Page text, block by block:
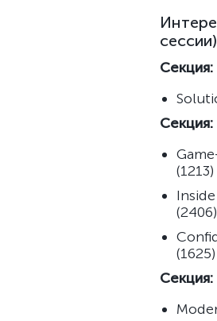
(1213)
(2406)
(1625)